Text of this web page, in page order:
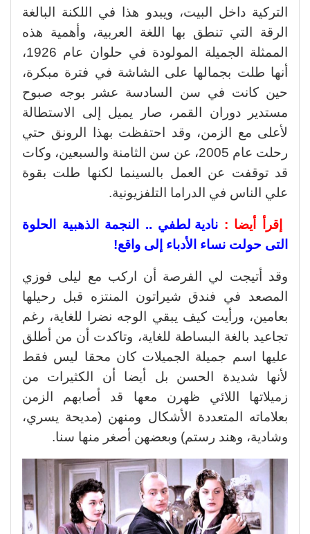
التركية داخل البيت، ويبدو هذا في اللكنة البالغة
الرقة التي تنطق بها اللغة العربية، وأهمية هذه
الممثلة الجميلة المولودة في حلوان عام 1926،
أنها طلت بجمالها على الشاشة في فترة مبكرة،
حين كانت في سن السادسة عشر بوجه صبوح
مستدير دوران القمر، صار يميل إلى الاستطالة
لأعلى مع الزمن، وقد احتفظت بهذا الرونق حتي
رحلت عام 2005، عن سن الثامنة والسبعين، وكات
قد توقفت عن العمل بالسينما لكنها طلت بقوة
علي الناس في الدراما التلفزيونية.
إقرأ أيضا : نادية لطفي .. النجمة الذهبية الحلوة
التى حولت نساء الأدباء إلى واقع!
وقد أتيجت لي الفرصة أن اركب مع ليلى فوزي
المصعد في فندق شيراتون المنتزه قبل رحيلها
بعامين، ورأيت كيف يبقي الوجه نضرا للغاية، رغم
تجاعيد بالغة البساطة للغاية، وتاكدت أن من أطلق
عليها اسم جميلة الجميلات كان محقا ليس فقط
لأنها شديدة الحسن بل أيضا أن الكثيرات من
زميلاتها اللائي ظهرن معها قد أصابهم الزمن
بعلاماته المتعددة الأشكال ومنهن (مديحة يسري،
وشادية، وهند رستم) وبعضهن أصغر منها سنا.